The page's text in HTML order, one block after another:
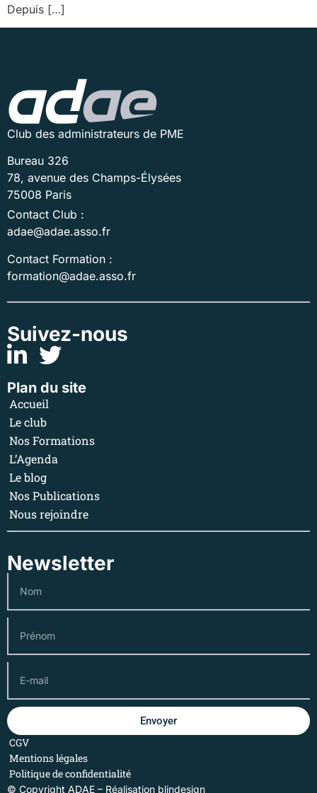
Depuis […]
Club des administrateurs de PME
Bureau 326
78, avenue des Champs-Élysées
75008 Paris
Contact Club :
adae@adae.asso.fr
Contact Formation :
formation@adae.asso.fr
Suivez-nous
Plan du site
Accueil
Le club
Nos Formations
L’Agenda
Le blog
Nos Publications
Nous rejoindre
Newsletter
Envoyer
CGV
Mentions légales
Politique de confidentialité
© Copyright ADAE – Réalisation blindesign